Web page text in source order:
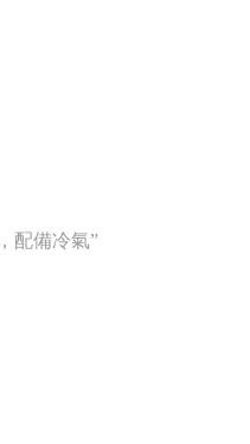
配備冷氣”